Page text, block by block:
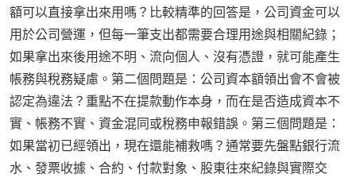
額可以直接拿出來用嗎？比較精準的回答是，公司資金可以
用於公司營運，但每一筆支出都需要合理用途與相關紀錄；
如果拿出來後用途不明、流向個人、沒有憑證，就可能產生
帳務與稅務疑慮。第二個問題是：公司資本額領出會不會被
認定為違法？重點不在提款動作本身，而在是否造成資本不
實、帳務不實、資金混同或稅務申報錯誤。第三個問題是：
如果當初已經領出，現在還能補救嗎？通常要先盤點銀行流
水、發票收據、合約、付款對象、股東往來紀錄與實際交